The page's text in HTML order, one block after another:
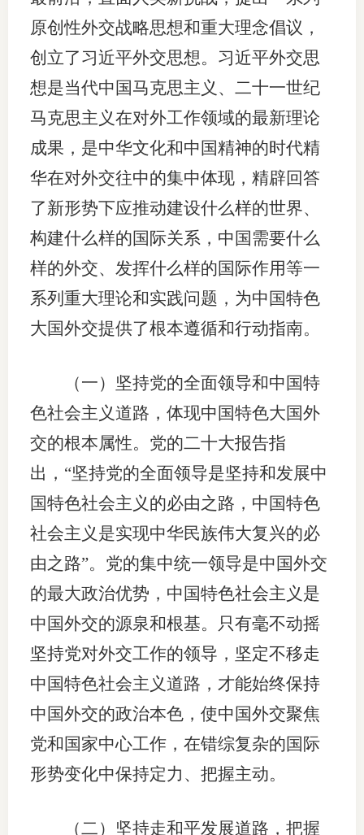
原创性外交战略思想和重大理念倡议，
创立了习近平外交思想。习近平外交思
想是当代中国马克思主义、二十一世纪
马克思主义在对外工作领域的最新理论
成果，是中华文化和中国精神的时代精
华在对外交往中的集中体现，精辟回答
了新形势下应推动建设什么样的世界、
构建什么样的国际关系，中国需要什么
样的外交、发挥什么样的国际作用等一
系列重大理论和实践问题，为中国特色
大国外交提供了根本遵循和行动指南。
（一）坚持党的全面领导和中国特
色社会主义道路，体现中国特色大国外
交的根本属性。党的二十大报告指
出，“坚持党的全面领导是坚持和发展中
国特色社会主义的必由之路，中国特色
社会主义是实现中华民族伟大复兴的必
由之路”。党的集中统一领导是中国外交
的最大政治优势，中国特色社会主义是
中国外交的源泉和根基。只有毫不动摇
坚持党对外交工作的领导，坚定不移走
中国特色社会主义道路，才能始终保持
中国外交的政治本色，使中国外交聚焦
党和国家中心工作，在错综复杂的国际
形势变化中保持定力、把握主动。
（二）坚持走和平发展道路，把握